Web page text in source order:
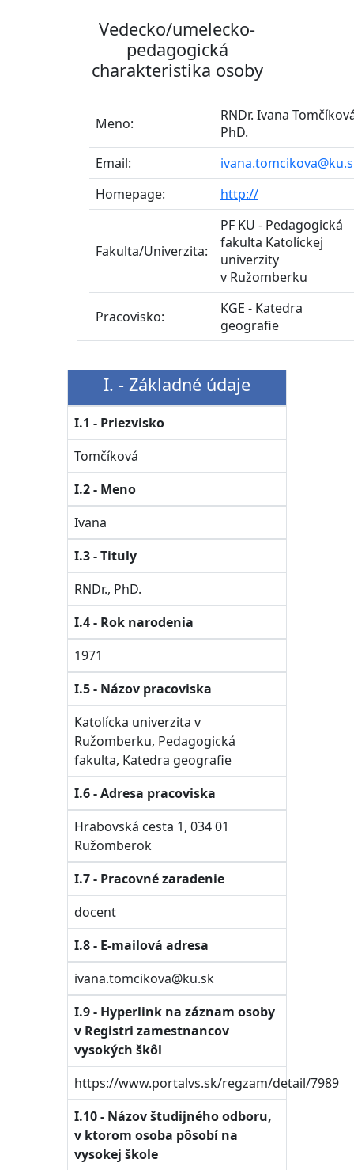
Vedecko/umelecko-
pedagogická
charakteristika osoby
Meno:
RNDr. Ivana
PhD.
Email:
Homepage:
http://
Fakulta/Univerzita:
PF KU - Pedagogická
fakulta Katolíckej
univerzity
v Ružomberku
Pracovisko:
KGE - Katedra
geografie
I. - Základné údaje
I.1 - Priezvisko
Tomčíková
I.2 - Meno
Ivana
I.3 - Tituly
RNDr., PhD.
I.4 - Rok narodenia
1971
I.5 - Názov pracoviska
Katolícka univerzita v
Ružomberku, Pedagogická
fakulta, Katedra geografie
I.6 - Adresa pracoviska
Hrabovská cesta 1, 034 01
Ružomberok
I.7 - Pracovné zaradenie
docent
I.8 - E-mailová adresa
ivana.tomcikova@ku.sk
I.9 - Hyperlink na záznam osoby
v Registri zamestnancov
vysokých škôl
https://www.portalvs.sk/regzam/detail/7989
I.10 - Názov študijného odboru,
v ktorom osoba pôsobí na
vysokej škole